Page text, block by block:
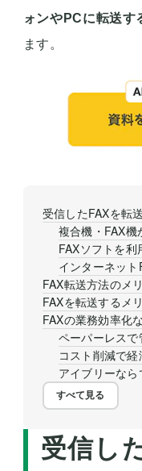
ォンやPCに転送す
ます。
受信したFAXを転
複合機・FAX機
FAXソフトを利
インターネッ
FAX転送方法のメ
FAXを転送するメ
FAXの業務効率化
ペーパーレス
コスト削減で
アイブリーな
すべて見る
受信し